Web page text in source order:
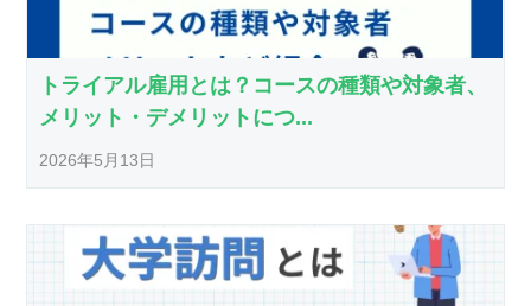
トライアル雇用とは？コースの種類や対象者、
メリット・デメリットにつ...
2026年5月13日